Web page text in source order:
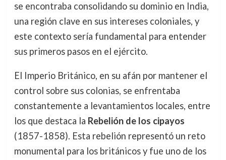
se encontraba consolidando su dominio en India,
una región clave en sus intereses coloniales, y
este contexto sería fundamental para entender
sus primeros pasos en el ejército.
El Imperio Británico, en su afán por mantener el
control sobre sus colonias, se enfrentaba
constantemente a levantamientos locales, entre
los que destaca la Rebelión de los cipayos
(1857-1858). Esta rebelión representó un reto
monumental para los británicos y fue uno de los